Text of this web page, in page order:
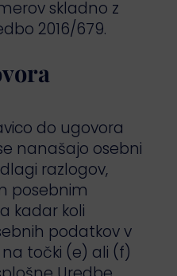
skladno z
2016/679.
do ugovora
nanašajo osebni
razlogov,
posebnim
kadar koli
podatkov v
na točki (e) ali (f)